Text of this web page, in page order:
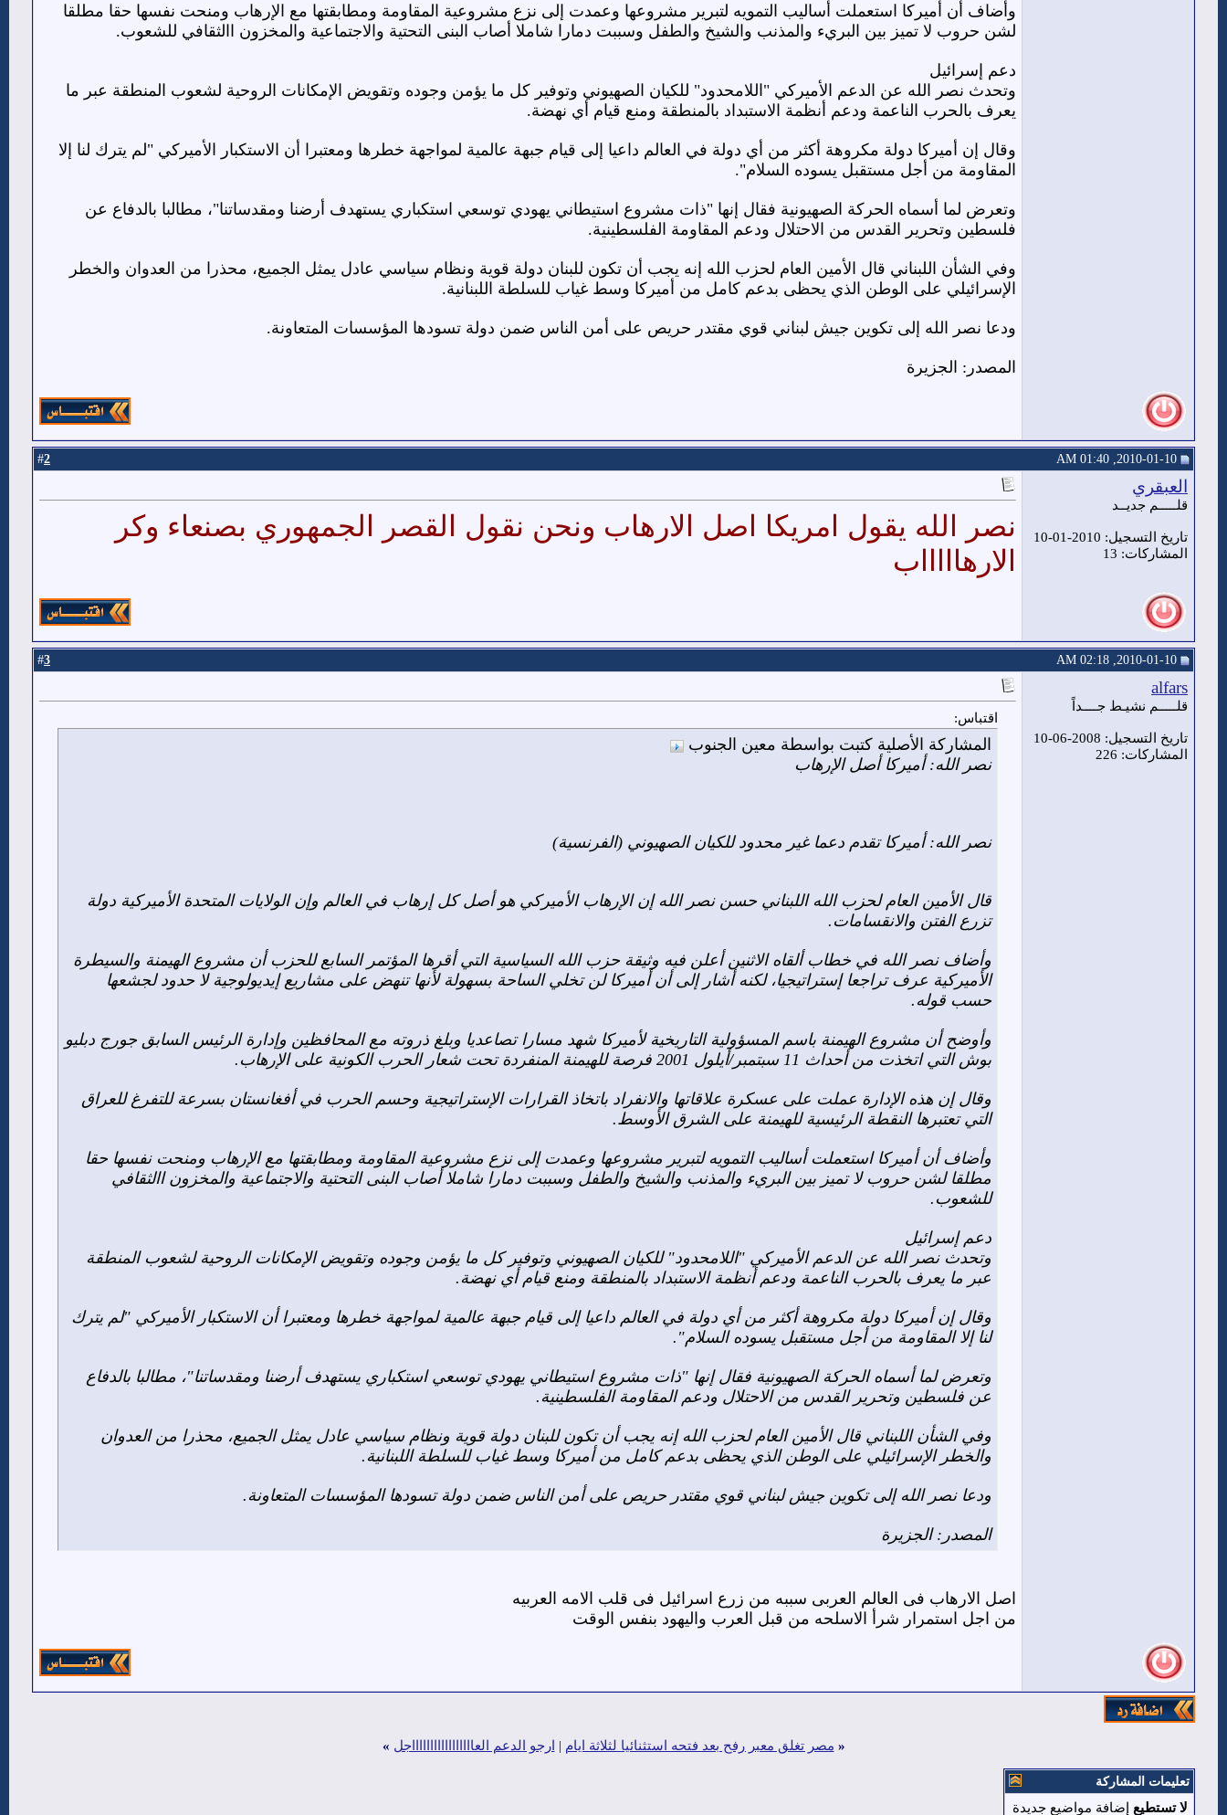
وأضاف أن أميركا استعملت أساليب التمويه لتبرير مشروعها وعمدت إلى نزع مشروعية المقاومة ومطابقتها مع الإرهاب ومنحت نفسها حقا مطلقا
لشن حروب لا تميز بين البريء والمذنب والشيخ والطفل وسببت دمارا شاملا أصاب البنى التحتية والاجتماعية والمخزون االثقافي للشعوب.
دعم إسرائيل
وتحدث نصر الله عن الدعم الأميركي "اللامحدود" للكيان الصهيوني وتوفير كل ما يؤمن وجوده وتقويض الإمكانات الروحية لشعوب المنطقة عبر ما
يعرف بالحرب الناعمة ودعم أنظمة الاستبداد بالمنطقة ومنع قيام أي نهضة.
وقال إن أميركا دولة مكروهة أكثر من أي دولة في العالم داعيا إلى قيام جبهة عالمية لمواجهة خطرها ومعتبرا أن الاستكبار الأميركي "لم يترك لنا إلا
المقاومة من أجل مستقبل يسوده السلام".
وتعرض لما أسماه الحركة الصهيونية فقال إنها "ذات مشروع استيطاني يهودي توسعي استكباري يستهدف أرضنا ومقدساتنا"، مطالبا بالدفاع عن
فلسطين وتحرير القدس من الاحتلال ودعم المقاومة الفلسطينية.
وفي الشأن اللبناني قال الأمين العام لحزب الله إنه يجب أن تكون للبنان دولة قوية ونظام سياسي عادل يمثل الجميع، محذرا من العدوان والخطر
الإسرائيلي على الوطن الذي يحظى بدعم كامل من أميركا وسط غياب للسلطة اللبنانية.
ودعا نصر الله إلى تكوين جيش لبناني قوي مقتدر حريص على أمن الناس ضمن دولة تسودها المؤسسات المتعاونة.
المصدر: الجزيرة
2
العبقري
قلـــــم جديــد
تاريخ التسجيل: 2010-01-10
المشاركات: 13
نصر الله يقول امريكا اصل الارهاب ونحن نقول القصر الجمهوري بصنعاء وكر
الارهاااااب
3
alfars
قلـــــم نشيـط جــــداً
تاريخ التسجيل: 2008-06-10
المشاركات: 226
اقتباس:
المشاركة الأصلية كتبت بواسطة معين الجنوب
نصر الله: أميركا أصل الإرهاب
نصر الله: أميركا تقدم دعما غير محدود للكيان الصهيوني (الفرنسية)
قال الأمين العام لحزب الله اللبناني حسن نصر الله إن الإرهاب الأميركي هو أصل كل إرهاب في العالم وإن الولايات المتحدة الأميركية دولة
تزرع الفتن والانقسامات.
وأضاف نصر الله في خطاب ألقاه الاثنين أعلن فيه وثيقة حزب الله السياسية التي أقرها المؤتمر السابع للحزب أن مشروع الهيمنة والسيطرة
الأميركية عرف تراجعا إستراتيجيا، لكنه أشار إلى أن أميركا لن تخلي الساحة بسهولة لأنها تنهض على مشاريع إيديولوجية لا حدود لجشعها
حسب قوله.
وأوضح أن مشروع الهيمنة باسم المسؤولية التاريخية لأميركا شهد مسارا تصاعديا وبلغ ذروته مع المحافظين وإدارة الرئيس السابق جورج دبليو
بوش التي اتخذت من أحداث 11 سبتمبر/أيلول 2001 فرصة للهيمنة المنفردة تحت شعار الحرب الكونية على الإرهاب.
وقال إن هذه الإدارة عملت على عسكرة علاقاتها والانفراد باتخاذ القرارات الإستراتيجية وحسم الحرب في أفغانستان بسرعة للتفرغ للعراق
التي تعتبرها النقطة الرئيسية للهيمنة على الشرق الأوسط.
وأضاف أن أميركا استعملت أساليب التمويه لتبرير مشروعها وعمدت إلى نزع مشروعية المقاومة ومطابقتها مع الإرهاب ومنحت نفسها حقا
مطلقا لشن حروب لا تميز بين البريء والمذنب والشيخ والطفل وسببت دمارا شاملا أصاب البنى التحتية والاجتماعية والمخزون االثقافي
للشعوب.
دعم إسرائيل
وتحدث نصر الله عن الدعم الأميركي "اللامحدود" للكيان الصهيوني وتوفير كل ما يؤمن وجوده وتقويض الإمكانات الروحية لشعوب المنطقة
عبر ما يعرف بالحرب الناعمة ودعم أنظمة الاستبداد بالمنطقة ومنع قيام أي نهضة.
وقال إن أميركا دولة مكروهة أكثر من أي دولة في العالم داعيا إلى قيام جبهة عالمية لمواجهة خطرها ومعتبرا أن الاستكبار الأميركي "لم يترك
لنا إلا المقاومة من أجل مستقبل يسوده السلام".
وتعرض لما أسماه الحركة الصهيونية فقال إنها "ذات مشروع استيطاني يهودي توسعي استكباري يستهدف أرضنا ومقدساتنا"، مطالبا بالدفاع
عن فلسطين وتحرير القدس من الاحتلال ودعم المقاومة الفلسطينية.
وفي الشأن اللبناني قال الأمين العام لحزب الله إنه يجب أن تكون للبنان دولة قوية ونظام سياسي عادل يمثل الجميع، محذرا من العدوان
والخطر الإسرائيلي على الوطن الذي يحظى بدعم كامل من أميركا وسط غياب للسلطة اللبنانية.
ودعا نصر الله إلى تكوين جيش لبناني قوي مقتدر حريص على أمن الناس ضمن دولة تسودها المؤسسات المتعاونة.
المصدر: الجزيرة
اصل الارهاب فى العالم العربى سببه من زرع اسرائيل فى قلب الامه العربيه
من اجل استمرار شرأ الاسلحه من قبل العرب واليهود بنفس الوقت
« مصر تغلق معبر رفح بعد فتحه استثنائيا لثلاثة ايام | ارجو الدعم العاااااااااااااااااجل »
تعليمات المشاركة
لا تستطيع إضافة مواضيع جديدة